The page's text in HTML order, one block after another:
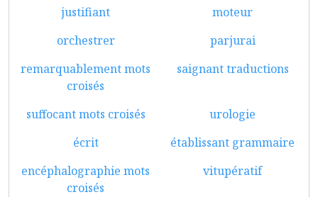
justifiant
moteur
orchestrer
parjurai
remarquablement mots
croisés
saignant traductions
suffocant mots croisés
urologie
écrit
établissant grammaire
encéphalographie mots
croisés
vitupératif